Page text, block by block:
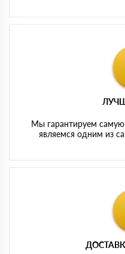
Мы гарантируем самую
являемся одним из